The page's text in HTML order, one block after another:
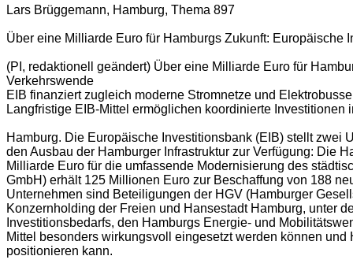
Lars Brüggemann, Hamburg, Thema 897
Über eine Milliarde Euro für Hamburgs Zukunft:
(PI, redaktionell geändert) Über eine Milliarde Euro für
Verkehrswende
EIB finanziert zugleich moderne Stromnetze und Elektrobusse
Langfristige EIB-Mittel ermöglichen koordinierte
Hamburg. Die Europäische Investitionsbank (EIB) stellt zwei
den Ausbau der Hamburger Infrastruktur zur Verfügung: Die
Milliarde Euro für die umfassende Modernisierung des
GmbH) erhält 125 Millionen Euro zur Beschaffung von 188
Unternehmen sind Beteiligungen der HGV (Hamburger
Konzernholding der Freien und Hansestadt Hamburg, unter
Investitionsbedarfs, den Hamburgs Energie- und
Mittel besonders wirkungsvoll eingesetzt werden können
positionieren kann.